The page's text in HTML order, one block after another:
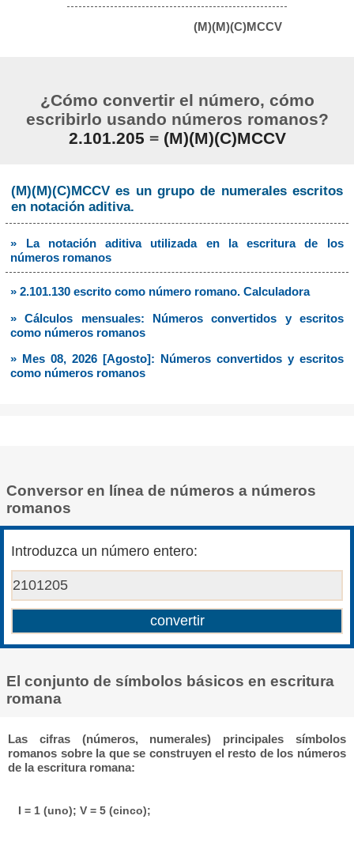
(M)(M)(C)MCCV
¿Cómo convertir el número, cómo
escribirlo usando números romanos?
2.101.205 = (M)(M)(C)MCCV
(M)(M)(C)MCCV es un grupo de numerales escritos
en notación aditiva.
» La notación aditiva utilizada en la escritura de los
números romanos
» 2.101.130 escrito como número romano. Calculadora
» Cálculos mensuales: Números convertidos y escritos
como números romanos
» Mes 08, 2026 [Agosto]: Números convertidos y escritos
como números romanos
Conversor en línea de números a números
romanos
Introduzca un número entero:
El conjunto de símbolos básicos en escritura
romana
Las cifras (números, numerales) principales símbolos
romanos sobre la que se construyen el resto de los números
de la escritura romana:
I = 1 (uno); V = 5 (cinco);